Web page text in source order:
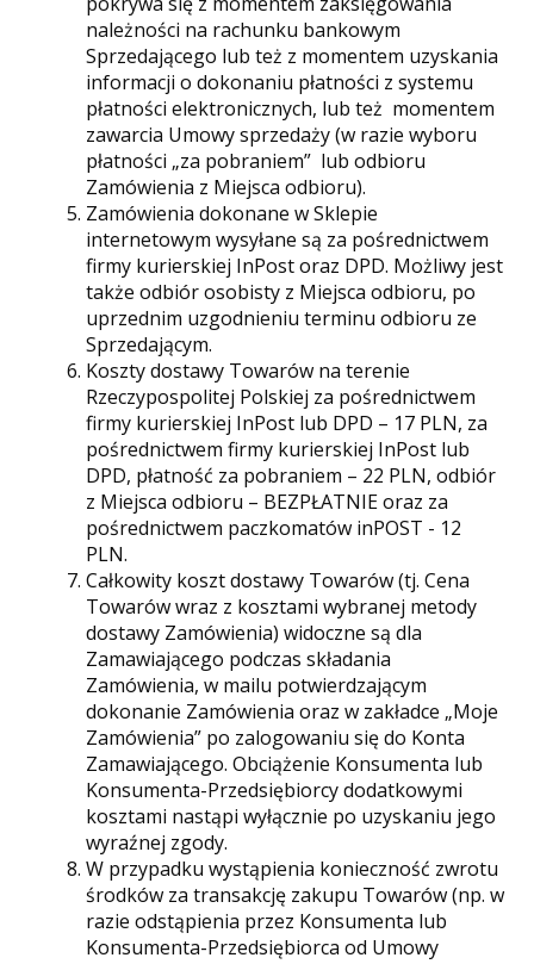
należności na rachunku bankowym
Sprzedającego lub też z momentem uzyskania
informacji o dokonaniu płatności z systemu
płatności elektronicznych, lub też momentem
zawarcia Umowy sprzedaży (w razie wyboru
płatności „za pobraniem” lub odbioru
Zamówienia z Miejsca odbioru).
Zamówienia dokonane w Sklepie
internetowym wysyłane są za pośrednictwem
firmy kurierskiej InPost oraz DPD. Możliwy jest
także odbiór osobisty z Miejsca odbioru, po
uprzednim uzgodnieniu terminu odbioru ze
Sprzedającym.
Koszty dostawy Towarów na terenie
Rzeczypospolitej Polskiej za pośrednictwem
firmy kurierskiej InPost lub DPD – 17 PLN, za
pośrednictwem firmy kurierskiej InPost lub
DPD, płatność za pobraniem – 22 PLN, odbiór
z Miejsca odbioru – BEZPŁATNIE oraz za
pośrednictwem paczkomatów inPOST - 12
PLN.
Całkowity koszt dostawy Towarów (tj. Cena
Towarów wraz z kosztami wybranej metody
dostawy Zamówienia) widoczne są dla
Zamawiającego podczas składania
Zamówienia, w mailu potwierdzającym
dokonanie Zamówienia oraz w zakładce „Moje
Zamówienia” po zalogowaniu się do Konta
Zamawiającego. Obciążenie Konsumenta lub
Konsumenta-Przedsiębiorcy dodatkowymi
kosztami nastąpi wyłącznie po uzyskaniu jego
wyraźnej zgody.
W przypadku wystąpienia konieczność zwrotu
środków za transakcję zakupu Towarów (np. w
razie odstąpienia przez Konsumenta lub
Konsumenta-Przedsiębiorca od Umowy